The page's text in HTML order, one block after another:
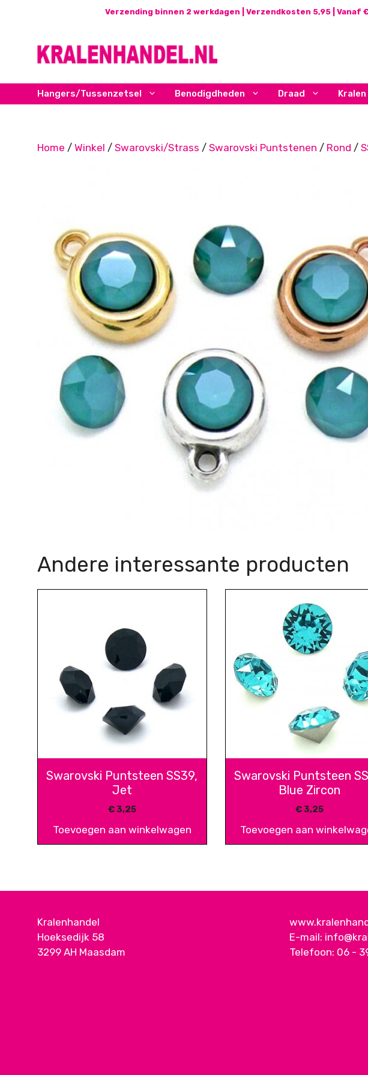
Verzending binnen 2 werkdagen | Verzendkosten 5,95 | Vanaf
Hangers/Tussenzetsel Benodigdheden Draad Kralen
Home / Winkel / Swarovski/Strass / Swarovski Puntstenen / Rond /
Andere interessante producten
Swarovski Puntsteen SS39,
Jet
€3,25
Toevoegen aan winkelwagen
Swarovski Puntsteen
Blue Zircon
€3,25
Toevoegen aan
Kralenhandel
Hoeksedijk 58
3299 AH Maasdam
E-mail:
Telefoon: 06 -